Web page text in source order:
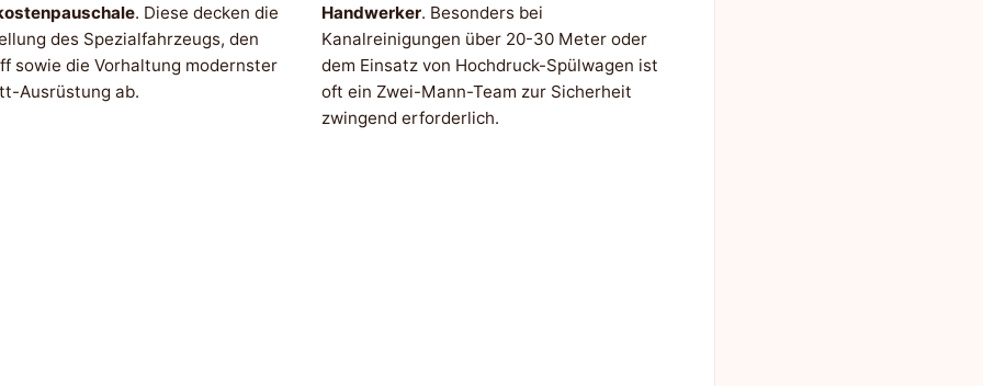
. Diese decken die
des Spezialfahrzeugs, den
sowie die Vorhaltung modernster
Ausrüstung ab.
Handwerker. Besonders bei
Kanalreinigungen über 20-30 Meter oder
dem Einsatz von Hochdruck-Spülwagen ist
oft ein Zwei-Mann-Team zur Sicherheit
zwingend erforderlich.